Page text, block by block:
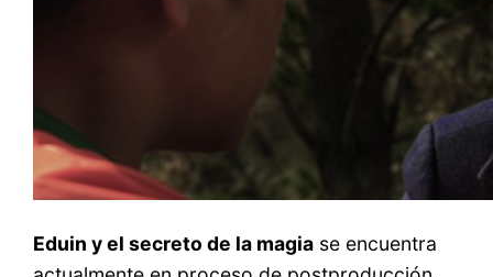
Eduin y el secreto de la magia se encuentra